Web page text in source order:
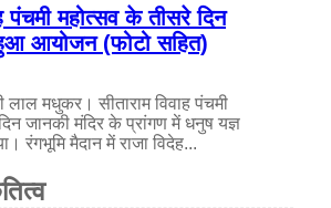
पंचमी महोत्सव के तीसरे दिन
आयोजन (फोटो सहित)
लाल मधुकर। सीताराम विवाह पंचमी
जानकी मंदिर के प्रांगण में धनुष यज्ञ
रंगभूमि मैदान में राजा विदेह...